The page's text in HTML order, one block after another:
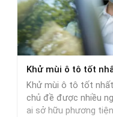
trên
kính
xe
ô
tô:
Giải
pháp
Khử mùi ô tô tốt
Khử mùi ô tô tốt
chủ đề được nhiều
ai sở hữu phương